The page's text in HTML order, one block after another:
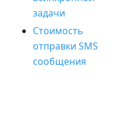
задачи
Стоимость
отправки SMS
сообщения